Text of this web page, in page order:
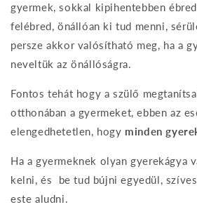
gyermek, sokkal kipihentebben
felébred, önállóan ki tud menni,
persze akkor valósítható meg, ha a
neveltük az önállóságra.
Fontos tehát hogy a szülő
otthonában a gyermeket, ebben az
elengedhetetlen, hogy minden
Ha a gyermeknek olyan gyerekágya
kelni, és be tud bújni egyedül,
este aludni.